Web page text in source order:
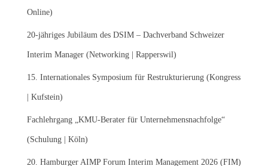
c
:
Online)
20-jähriges Jubiläum des DSIM – Dachverband Schweizer
Interim Manager (Networking | Rapperswil)
15. Internationales Symposium für Restrukturierung (Kongress
| Kufstein)
Fachlehrgang „KMU-Berater für Unternehmensnachfolge“
(Schulung | Köln)
20. Hamburger AIMP Forum Interim Management 2026 (FIM)